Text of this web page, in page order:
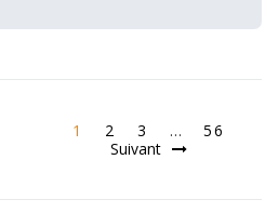
1 2 3 …
56
Suivant